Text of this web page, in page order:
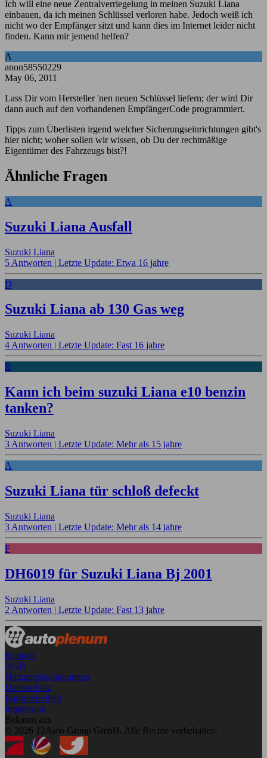
Ich will eine neue Zentralverriegelung in meinen Suzuki Liana
einbauen, da ich meinen Schlüssel verloren habe. Jedoch weiß ich
nicht wo der Empfänger sitzt und kann dies im Internet leider nicht
finden. Kann mir jemend helfen?
A
anon58550229
May 06, 2011
Lass Dir vom Hersteller 'nen neuen Schlüssel liefern; der wird Dir
dann auch auf den vorhandenen EmpfängerCode programmiert.
Tipps zum Überlisten irgend welcher Sicherungseinrichtungen gibt's
hier nicht; woher sollen wir wissen, ob Du der rechtmäßige
Eigentümer des Fahrzeugs bist?!
Ähnliche Fragen
A
Suzuki Liana Ausfall
Suzuki Liana
5 Antworten | Letzte Update: Etwa 16 jahre
D
Suzuki Liana ab 130 Gas weg
Suzuki Liana
4 Antworten | Letzte Update: Fast 16 jahre
B
Kann ich beim suzuki Liana e10 benzin
tanken?
Suzuki Liana
3 Antworten | Letzte Update: Mehr als 15 jahre
A
Suzuki Liana tür schloß defeckt
Suzuki Liana
3 Antworten | Letzte Update: Mehr als 14 jahre
F
DH6019 für Suzuki Liana Bj 2001
Suzuki Liana
2 Antworten | Letzte Update: Fast 13 jahre
Kontakt
AGB
Nutzungsbedingungen
Datenschutz
Barrierefreiheit
Impressum
Bekannt aus
© 2026 12Auto Group GmbH. Alle Rechte vorbehalten.